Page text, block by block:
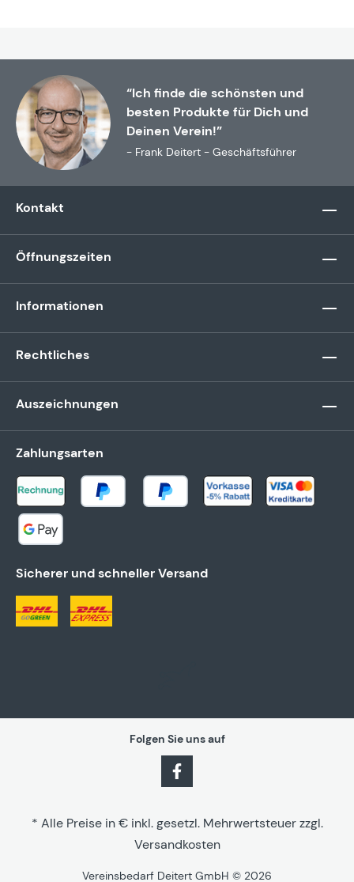
“Ich finde die schönsten und
besten Produkte für Dich und
Deinen Verein!”
- Frank Deitert - Geschäftsführer
Kontakt
Öffnungszeiten
Informationen
Rechtliches
Auszeichnungen
Zahlungsarten
Sicherer und schneller Versand
Folgen Sie uns auf
* Alle Preise in € inkl. gesetzl. Mehrwertsteuer zzgl.
Versandkosten
Vereinsbedarf Deitert GmbH © 2026